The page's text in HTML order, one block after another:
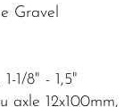
Gravel
1/8" - 1,5"
axle 12x100mm,